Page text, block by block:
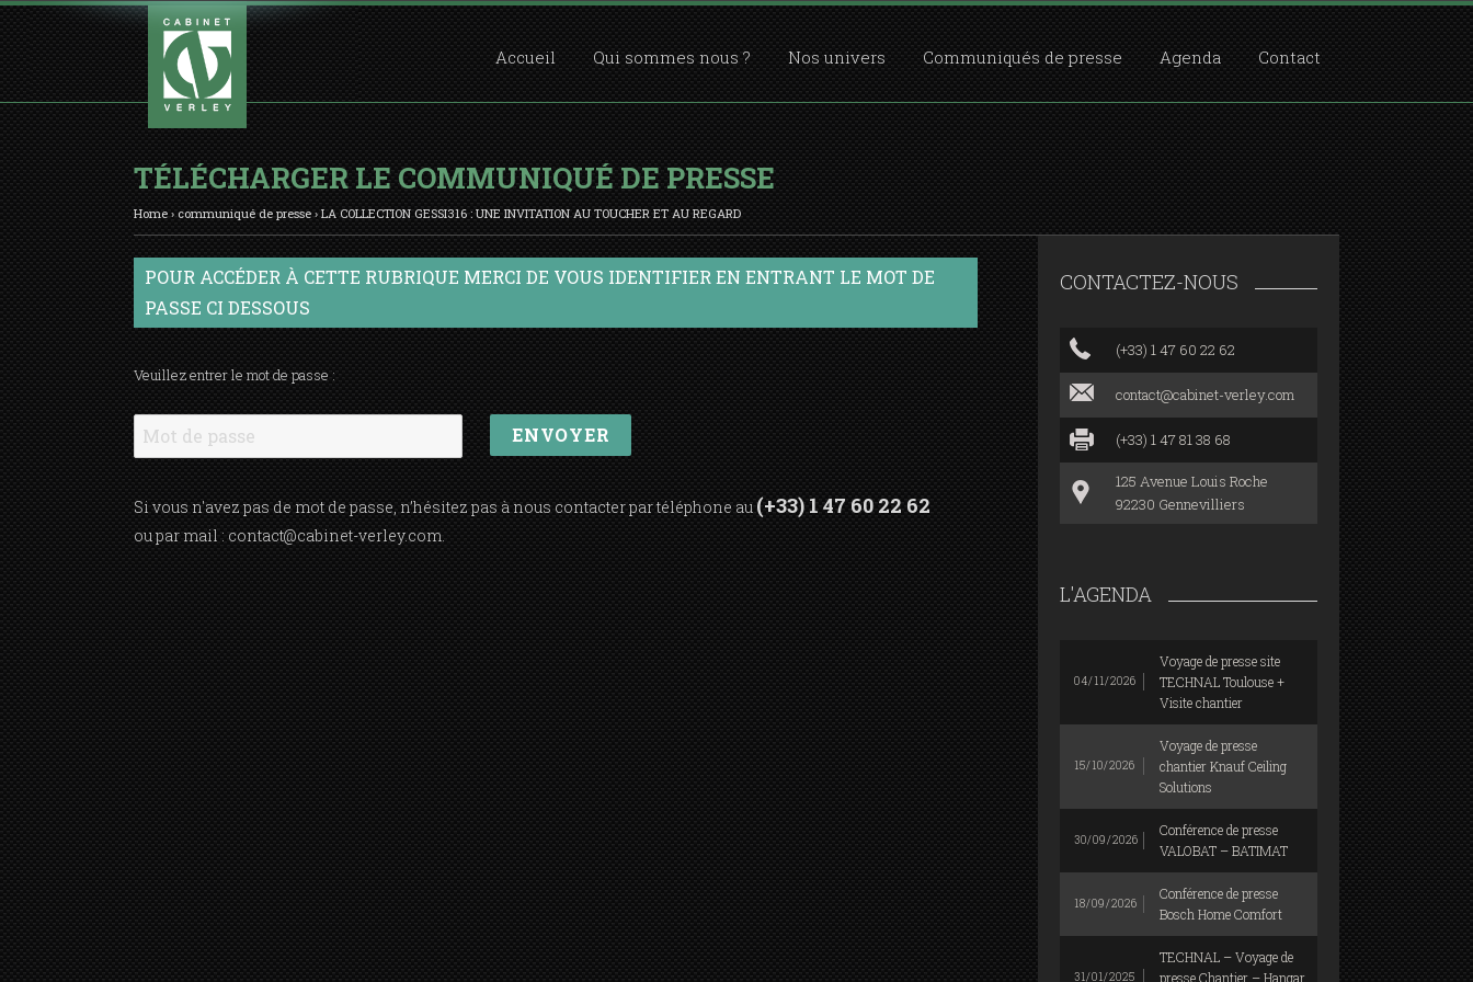
Accueil Qui sommes nous ? Nos univers Communiqués de presse Agenda Contact
TÉLÉCHARGER LE COMMUNIQUÉ DE PRESSE
Home › communiqué de presse › LA COLLECTION GESSI316 : UNE INVITATION AU TOUCHER ET AU REGARD
POUR ACCÉDER À CETTE RUBRIQUE MERCI DE VOUS IDENTIFIER EN ENTRANT LE MOT DE
PASSE CI DESSOUS
Veuillez entrer le mot de passe :
Si vous n'avez pas de mot de passe, n’hésitez pas à nous contacter par téléphone au(+33) 1 47 60 22 62
ou par mail :contact@cabinet-verley.com.
CONTACTEZ-NOUS
(+33) 1 47 60 22 62
contact@cabinet-verley.com
(+33) 1 47 81 38 68
125 Avenue Louis Roche
92230 Gennevilliers
L'AGENDA
04/11/2026
Voyage de presse site
TECHNAL Toulouse +
Visite chantier
15/10/2026
Voyage de presse
chantier Knauf Ceiling
Solutions
30/09/2026
Conférence de presse
VALOBAT – BATIMAT
18/09/2026
Conférence de presse
Bosch Home Comfort
31/01/2025
TECHNAL – Voyage de
presse Chantier – Hangar